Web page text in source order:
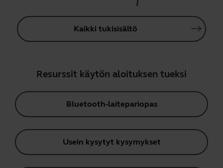
Kaikki tukisisältö
Resurssit käytön aloituksen tueksi
Bluetooth-laitepariopas
Usein kysytyt kysymykset